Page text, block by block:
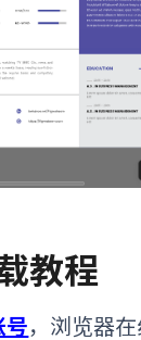
教程
，浏览器